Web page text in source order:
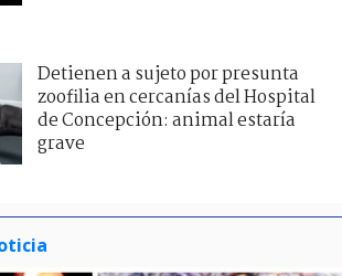
Detienen a sujeto por presunta
zoofilia en cercanías del Hospital
de Concepción: animal estaría
grave